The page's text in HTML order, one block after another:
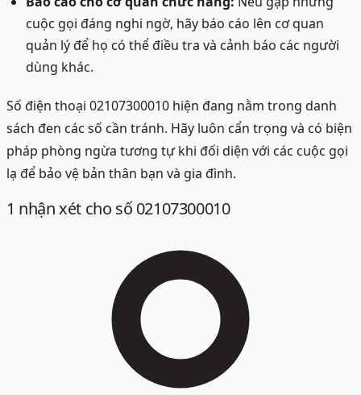
cuộc gọi đáng nghi ngờ, hãy báo cáo lên cơ quan
quản lý để họ có thể điều tra và cảnh báo các người
dùng khác.
Số điện thoại 02107300010 hiện đang nằm trong danh
sách đen các số cần tránh. Hãy luôn cẩn trọng và có biện
pháp phòng ngừa tương tự khi đối diện với các cuộc gọi
lạ để bảo vệ bản thân bạn và gia đình.
1 nhận xét cho số 02107300010